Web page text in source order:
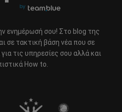
ενημέρωσή σου! Στο blog της
σε τακτική βάση νέα που σε
τις υπηρεσίες σου αλλά και
How to.